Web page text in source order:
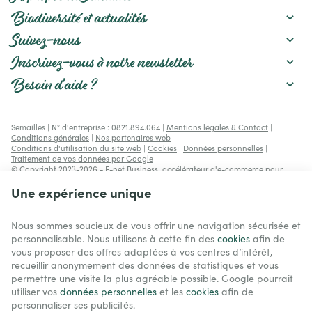
Biodiversité et actualités
Suivez-nous
Inscrivez-vous à notre newsletter
Besoin d'aide ?
Semailles | N° d'entreprise : 0821.894.064 | Mentions légales & Contact |
Conditions générales | Nos partenaires web
Conditions d'utilisation du site web | Cookies | Données personnelles |
Traitement de vos données par Google
© Copyright 2023-2026 - E-net Business , accélérateur d'e-commerce pour
Une expérience unique
Nous sommes soucieux de vous offrir une navigation sécurisée et
personnalisable. Nous utilisons à cette fin des cookies afin de
vous proposer des offres adaptées à vos centres d’intérêt,
recueillir anonymement des données de statistiques et vous
permettre une visite la plus agréable possible. Google pourrait
utiliser vos données personnelles et les cookies afin de
personnaliser ses publicités.